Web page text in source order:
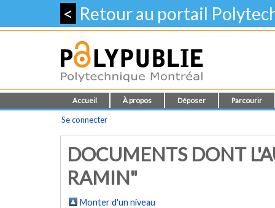
< Retour au portail
Accueil À propos Déposer Parcourir
Se connecter
DOCUMENTS DONT
RAMIN"
Monter d'un niveau